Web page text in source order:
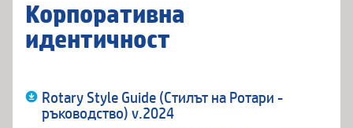
Корпоративна
идентичност
Rotary Style Guide (Стилът на Ротари -
ръководство) v.2024